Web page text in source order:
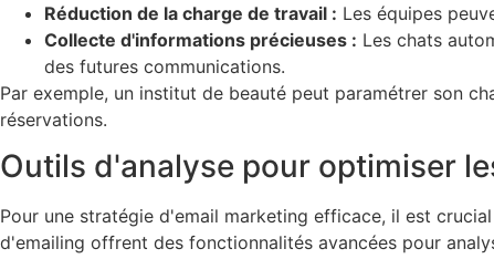
Réduction de la charge de travail : Les équipes
Collecte d'informations précieuses : Les chats
des futures communications.
Par exemple, un institut de beauté peut paramétrer son
réservations.
Outils d'analyse pour optimiser
Pour une stratégie d'email marketing efficace, il est
d'emailing offrent des fonctionnalités avancées pour